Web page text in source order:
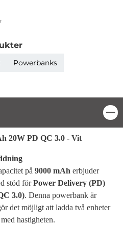
Powerbanks
20W PD QC 3.0 - Vit
på 9000 mAh erbjuder
stöd förPower Delivery (PD)
3.0). Denna powerbank är
det möjligt att ladda två enheter
hastigheten.